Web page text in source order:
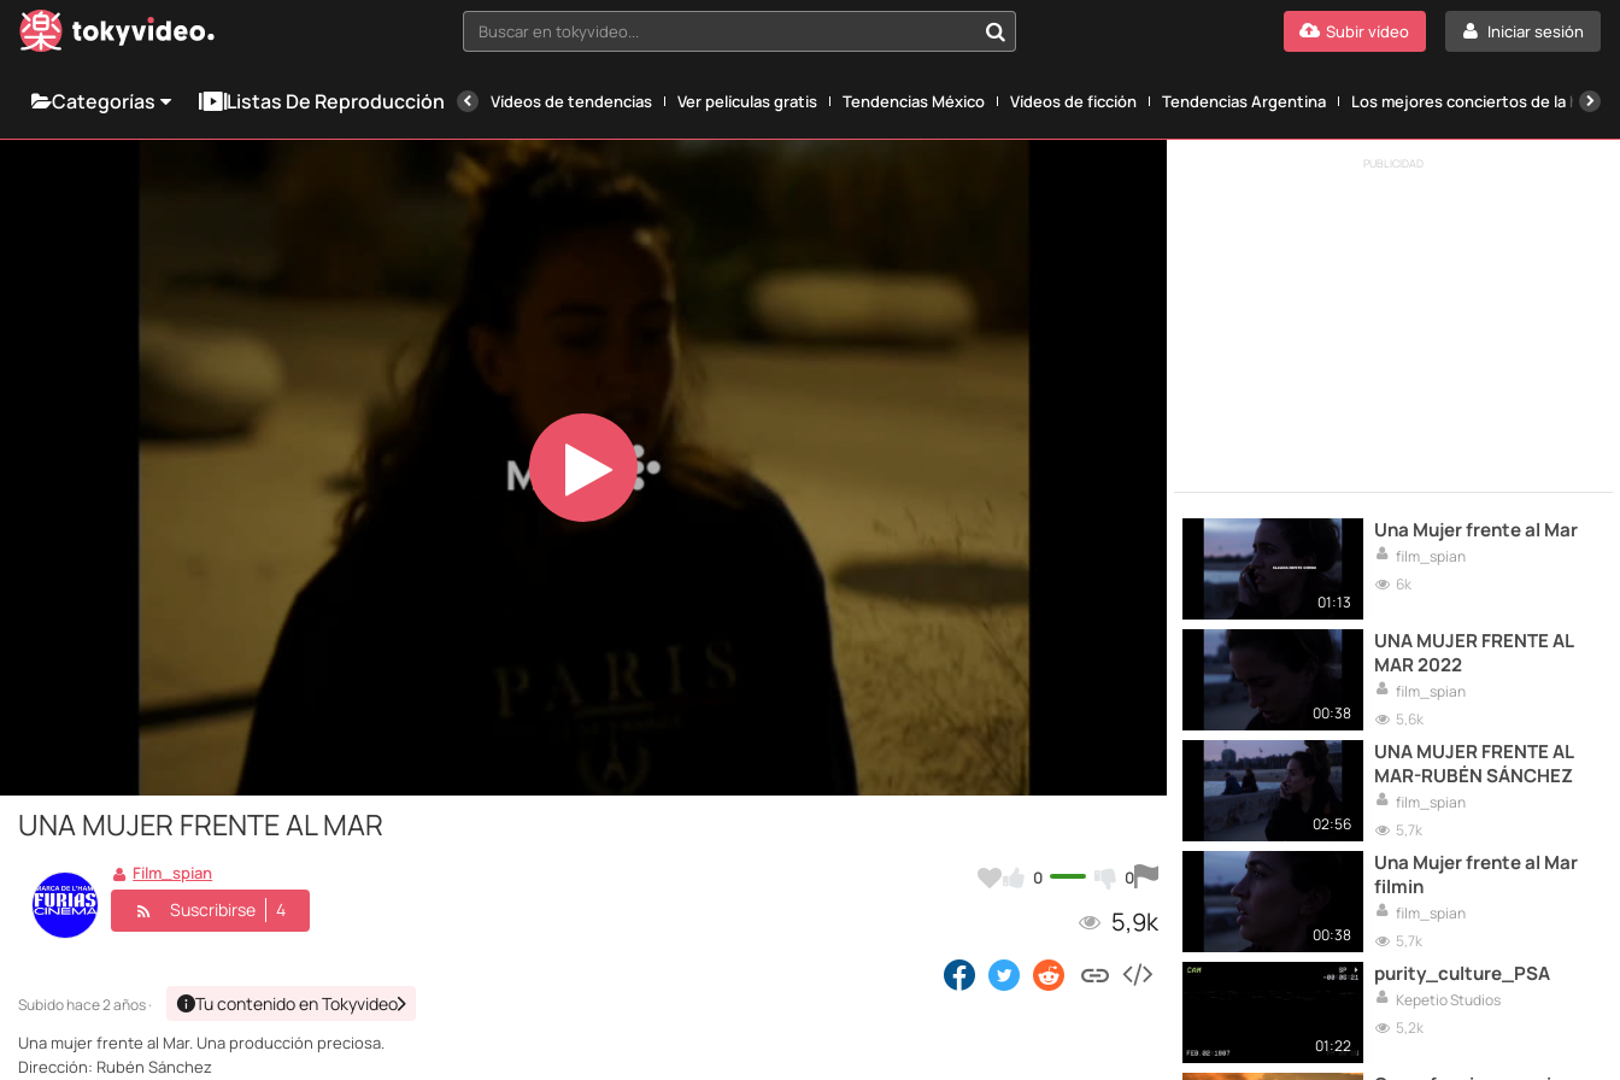
Buscar en tokyvideo... Iniciar sesión
Subir vídeo
Categorías Listas De Reproducción Vídeos de tendencias Ver películas gratis Tendencias México Vídeos de ficción Tendencias Argentina Los mejores conciertos de la
Play
UNA MUJER FRENTE AL MAR
0 0
5,9k
Film_spian
Suscribirse 4
Subidohace 2 años · Tu contenido en Tokyvideo
Una mujer frente al Mar. Una producción preciosa.
Dirección: Rubén Sánchez
PUBLICIDAD
01:13
Una Mujer frente al Mar
film_spian
6k
00:38
UNA MUJER FRENTE AL
MAR 2022
film_spian
5,6k
02:56
UNA MUJER FRENTE AL
MAR-RUBÉN SÁNCHEZ
film_spian
5,7k
00:38
Una Mujer frente al Mar
filmin
film_spian
5,7k
01:22
purity_culture_PSA
Kepetio Studios
5,2k